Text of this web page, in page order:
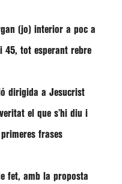
(jo) interior a poc a
45, tot esperant rebre
dirigida a Jesucrist
el que s’hi diu i
frases
fet, amb la proposta